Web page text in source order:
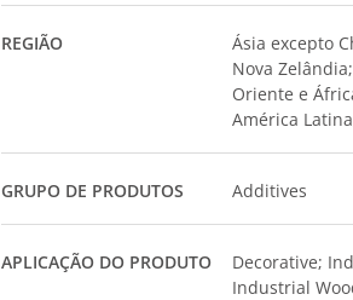
REGIÃO
Ásia excepto
Nova
Oriente e
América
GRUPO DE PRODUTOS Additives
APLICAÇÃO DO PRODUTO
Decorative;
Industrial